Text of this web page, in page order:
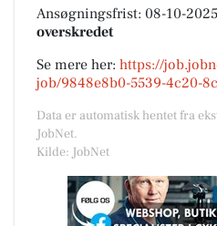
Ansøgningsfrist: 08-10-
overskredet
Se mere her: https://
job/9848e8b0-5539-4c20-
Data er automatisk hentet fra
JobNet.
Kilde: JobNet